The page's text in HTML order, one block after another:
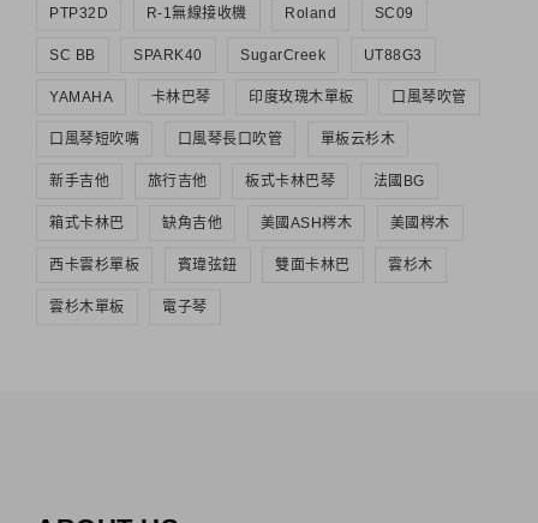
PTP32D R-1無線接收機 Roland SC09
SC BB SPARK40 SugarCreek UT88G3
YAMAHA 卡林巴琴 印度玫瑰木單板 口風琴吹管
口風琴短吹嘴 口風琴長口吹管 單板云杉木
新手吉他 旅行吉他 板式卡林巴琴 法國BG
箱式卡林巴 缺角吉他 美國ASH梣木 美國梣木
西卡雲杉單板 賓瑋弦鈕 雙面卡林巴 雲杉木
雲杉木單板 電子琴